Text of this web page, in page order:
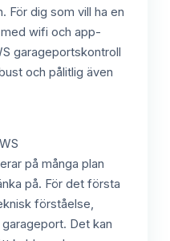
För dig som vill ha en
wifi och app-
garageportskontroll
och pålitlig även
på många plan
på. För det första
förståelse,
Det kan